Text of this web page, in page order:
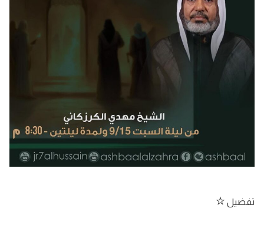
تفضيل